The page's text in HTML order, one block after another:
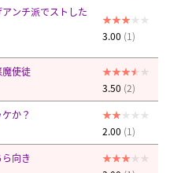
ンチ派でストした
3.00 (1)
使徒
3.50 (2)
か？
2.00 (1)
向き